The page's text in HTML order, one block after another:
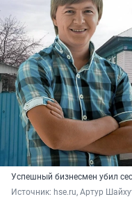
Успешный бизнесмен убил
Источник: hse.ru, Артур